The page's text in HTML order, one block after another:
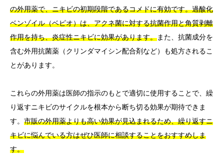
の外用薬で、ニキビの初期段階であるコメドに有効です。過酸化
ベンゾイル（ベピオ）は、アクネ菌に対する抗菌作用と角質剥離
作用を持ち、炎症性ニキビに効果があります。また、抗菌成分を
含む外用抗菌薬（クリンダマイシン配合剤など）も処方されるこ
とがあります。
これらの外用薬は医師の指示のもとで適切に使用することで、繰
り返すニキビのサイクルを根本から断ち切る効果が期待できま
す。 市販の外用薬よりも高い効果が見込まれるため、繰り返すニ
キビに悩んでいる方はぜひ医師に相談することをおすすめしま
す。